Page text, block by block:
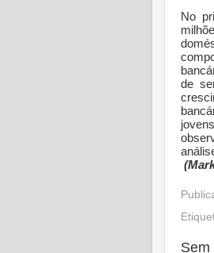
No
de
Sem